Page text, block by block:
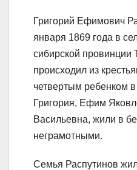
Григорий Ефимович
января 1869 года в
сибирской провинции
происходил из
четвертым ребенком
Григория, Ефим
Васильевна, жили в
неграмотными.
Семья Распутинов